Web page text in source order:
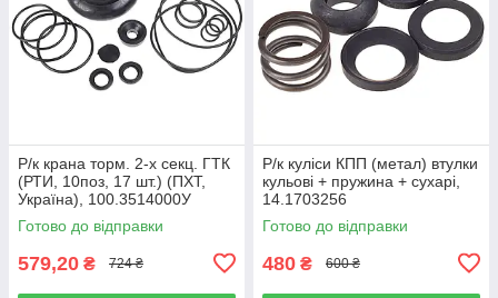
Р/к крана торм. 2-х секц. ГТК
(РТИ, 10поз, 17 шт.) (ПХТ,
Україна), 100.3514000У
Готово до відправки
579,20 ₴ 724 ₴
Р/к куліси КПП (метал) втулки
кульові + пружина + сухарі,
14.1703256
Готово до відправки
480 ₴ 600 ₴